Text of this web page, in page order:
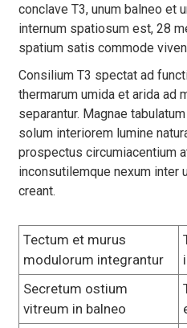
conclave T3, unum balneo et
internum spatiosum est, 28
spatium satis commode
Consilium T3 spectat ad
thermarum umida et arida ad
separantur. Magnae
solum interiorem lumine
prospectus circumiacentium
inconsutilemque nexum
creant.
Tectum et murus
modulorum integrantur
Secretum ostium
vitreum in balneo